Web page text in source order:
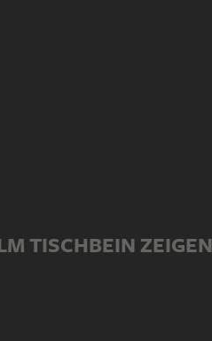
TISCHBEIN ZEIGEN